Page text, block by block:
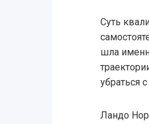
Суть
шла
убраться
Ландо